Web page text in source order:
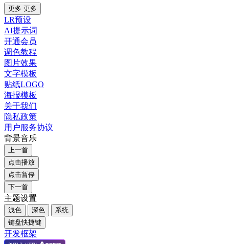
更多 更多
LR预设
AI提示词
开通会员
调色教程
图片效果
文字模板
贴纸LOGO
海报模板
关于我们
隐私政策
用户服务协议
背景音乐
上一首
点击播放
点击暂停
下一首
主题设置
浅色 深色
系统
键盘快捷键
开发框架